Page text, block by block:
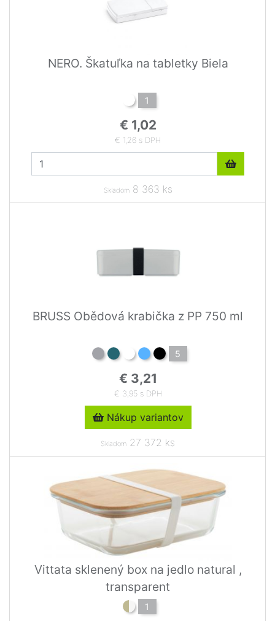
NERO. Škatuľka na tabletky Biela
1
€ 1,02
€ 1,26 s DPH
Skladom8 363 ks
BRUSS Obědová krabička z PP 750 ml
5
€ 3,21
€ 3,95 s DPH
Nákup variantov
Skladom 27 372 ks
Vittata sklenený box na jedlo natural ,
transparent
1